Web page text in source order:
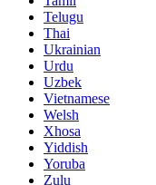
Telugu
Thai
Ukrainian
Urdu
Uzbek
Vietnamese
Welsh
Xhosa
Yiddish
Yoruba
Zulu